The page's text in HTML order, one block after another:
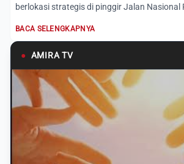
berlokasi strategis di pinggir Jalan Nasional
BACA SELENGKAPNYA
● AMIRA TV